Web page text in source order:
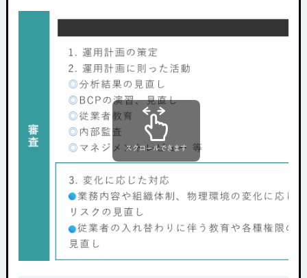
スクロールできます